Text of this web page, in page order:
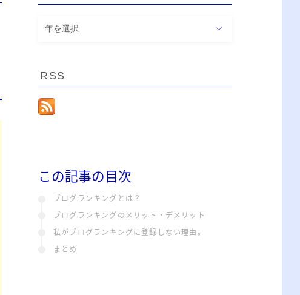
ア
ブ
RSS
この記事の目次
ブログランキングとは？
ブログランキングのメリット・デメリット
私がブログランキングに登録しない理由。
まとめ